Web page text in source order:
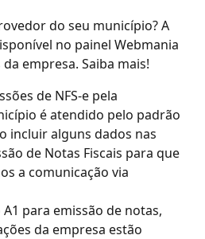
do seu município? A
no painel Webmania
empresa. Saiba mais!
de NFS-e pela
é atendido pelo padrão
incluir alguns dados nas
de Notas Fiscais para que
a comunicação via
para emissão de notas,
da empresa estão